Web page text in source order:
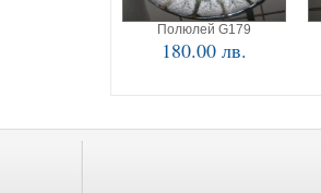
Полюлей G179
180.00 лв.